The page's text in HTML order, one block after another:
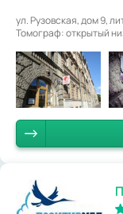
ул. Рузовская, дом 9,
Томограф: открытый